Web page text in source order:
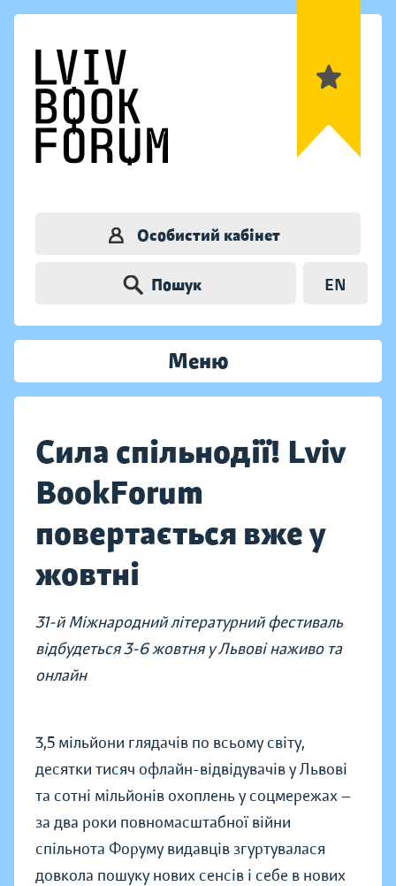
Особистий кабінет
Пошук EN
Меню
Сила спільнодії! Lviv
BookForum
повертається вже у
жовтні
31-й Міжнародний літературний фестиваль
відбудеться 3-6 жовтня у Львові наживо та
онлайн
3,5 мільйони глядачів по всьому світу,
десятки тисяч офлайн-відвідувачів у Львові
та сотні мільйонів охоплень у соцмережах —
за два роки повномасштабної війни
спільнота Форуму видавців згуртувалася
довкола пошуку нових сенсів і себе в нових